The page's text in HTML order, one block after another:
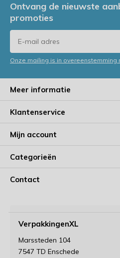
Ontvang de nieuwste
promoties
Onze mailing is in overeenstemming
Meer informatie
Klantenservice
Mijn account
Categorieën
Contact
VerpakkingenXL
Marssteden 104
7547 TD Enschede